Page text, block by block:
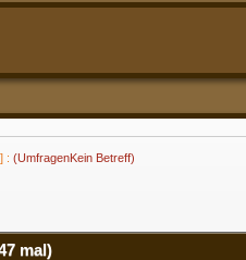
: (UmfragenKein Betreff)
mal)